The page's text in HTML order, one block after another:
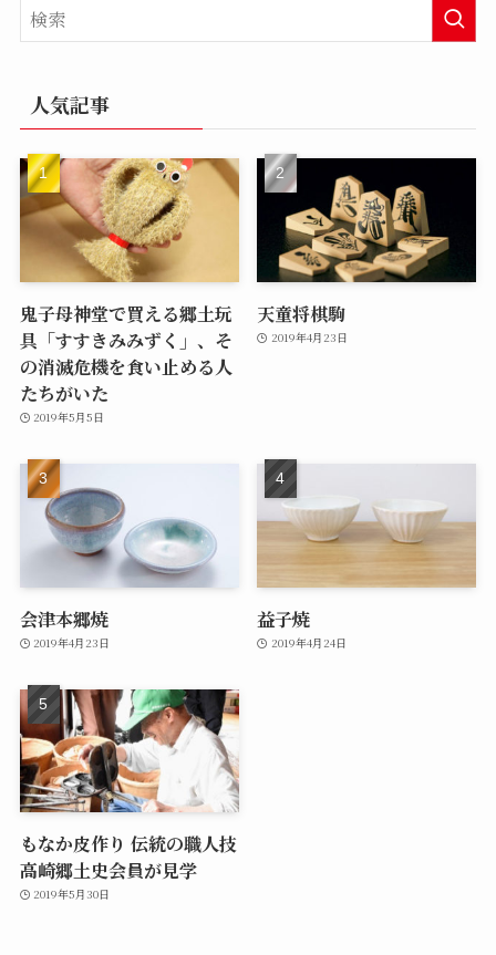
人気記事
鬼子母神堂で買える郷土玩
具「すすきみみずく」、そ
の消滅危機を食い止める人
たちがいた
2019年5月5日
天童将棋駒
2019年4月23日
会津本郷焼
2019年4月23日
益子焼
2019年4月24日
もなか皮作り 伝統の職人技
高崎郷土史会員が見学
2019年5月30日